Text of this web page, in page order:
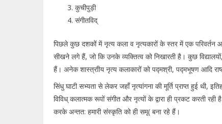
कुचीपुड़ी
संगीतविद्
पिछले कुछ दशकों में नृत्य कला व नृत्यकारों के स्तर में एक परिवर्तन
सीखने लगे हैं, जो कि उनके व्यक्तित्व को निखारती है। कुछ विद्यालयों,
हैं। अनेक शास्त्राीय नृत्य कलाकारों को पद्मश्री, पद्मभूषण आदि
सिंधु घाटी सभ्यता से लेकर जहाँ नृत्यांगना की मूर्ति प्राप्त हुई थी,
विविध् कलात्मक रूपों संगीत और नृत्यों के द्वारा ही प्रकट करती
करके अन्तत: हमारी संस्कृति को ही समृ( बना रहे हैं।